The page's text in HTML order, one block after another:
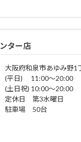
ター店
大阪府和泉市あゆみ野1
(平日) 11:00～20:00
(土日祝) 10:00～20:00
定休日 第3水曜日
駐車場 50台